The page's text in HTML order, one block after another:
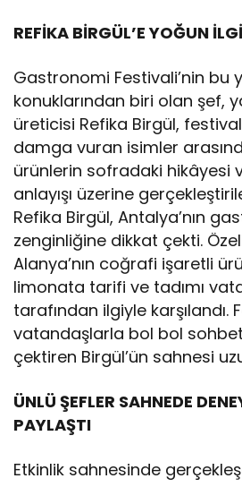
REFİKA BİRGÜL’E YOĞUN İLGİ
Gastronomi Festivali’nin bu
konuklarından biri olan şef,
üreticisi Refika Birgül,
damga vuran isimler
ürünlerin sofradaki hikâyesi
anlayışı üzerine
Refika Birgül, Antalya’nın
zenginliğine dikkat çekti.
Alanya’nın coğrafi işaretli
limonata tarifi ve tadımı
tarafından ilgiyle karşılandı.
vatandaşlarla bol bol
çektiren Birgül’ün sahnesi
ÜNLÜ ŞEFLER SAHNEDE
PAYLAŞTI
Etkinlik sahnesinde